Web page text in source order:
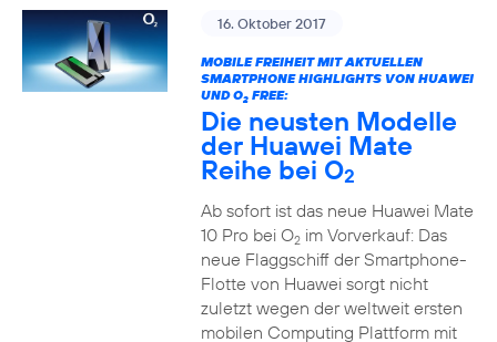
16. Oktober 2017
MOBILE FREIHEIT MIT AKTUELLEN
SMARTPHONE HIGHLIGHTS VON HUAWEI
UND O2FREE:
Die neusten Modelle
der Huawei Mate
Reihe bei O2
Ab sofort ist das neue Huawei Mate
10 Pro bei O2im Vorverkauf: Das
neue Flaggschiff der Smartphone-
Flotte von Huawei sorgt nicht
zuletzt wegen der weltweit ersten
mobilen Computing Plattform mit